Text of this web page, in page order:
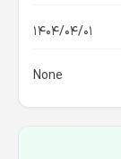
1404/04/01
None